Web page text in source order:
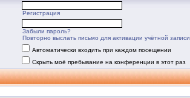
Регистрация
Забыли пароль?
Повторно выслать письмо для активации учётной записи
Автоматически входить при каждом посещении
Скрыть моё пребывание на конференции в этот раз